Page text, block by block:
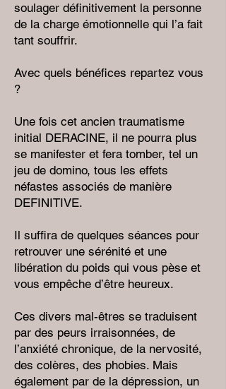
soulager définitivement la personne
de la charge émotionnelle qui l’a fait
tant souffrir.
Avec quels bénéfices repartez vous
?
Une fois cet ancien traumatisme
initial DERACINE, il ne pourra plus
se manifester et fera tomber, tel un
jeu de domino, tous les effets
néfastes associés de manière
DEFINITIVE.
Il suffira de quelques séances pour
retrouver une sérénité et une
libération du poids qui vous pèse et
vous empêche d’être heureux.
Ces divers mal-êtres se traduisent
par des peurs irraisonnées, de
l’anxiété chronique, de la nervosité,
des colères, des phobies. Mais
également par de la dépression, un